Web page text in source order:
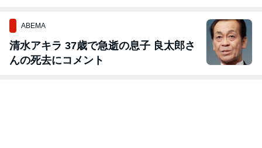
ABEMA
清水アキラ 37歳で急逝の息子 良太郎さ
んの死去にコメント